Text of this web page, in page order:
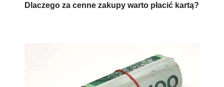
Dlaczego za cenne zakupy warto płacić kartą?